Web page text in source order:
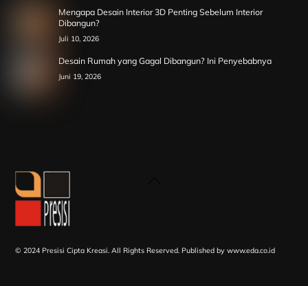
Mengapa Desain Interior 3D Penting Sebelum Interior
Dibangun?
Juli 10, 2026
Desain Rumah yang Gagal Dibangun? Ini Penyebabnya
Juni 19, 2026
© 2024 Presisi Cipta Kreasi. All Rights Reserved. Published by www.eda.co.id